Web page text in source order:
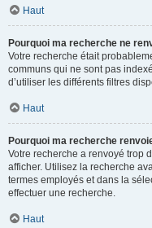
Haut
Pourquoi ma recherche ne
Votre recherche était
communs qui ne sont pas
d’utiliser les différents filtres
Haut
Pourquoi ma recherche
Votre recherche a renvoyé trop
afficher. Utilisez la recherche
termes employés et dans la
effectuer une recherche.
Haut